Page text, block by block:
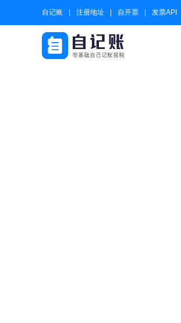
自记账 注册地址 自开票 发票API